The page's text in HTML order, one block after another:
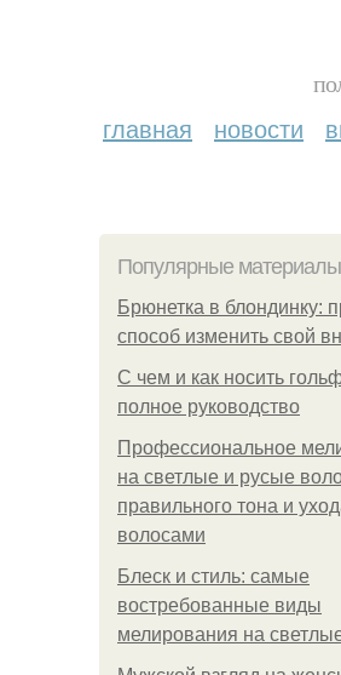
главная новости
Популярные материалы
Брюнетка в блондинку:
способ изменить свой
С чем и как носить
полное руководство
Профессиональное
на светлые и русые
правильного тона и
волосами
Блеск и стиль: самые
востребованные виды
мелирования на